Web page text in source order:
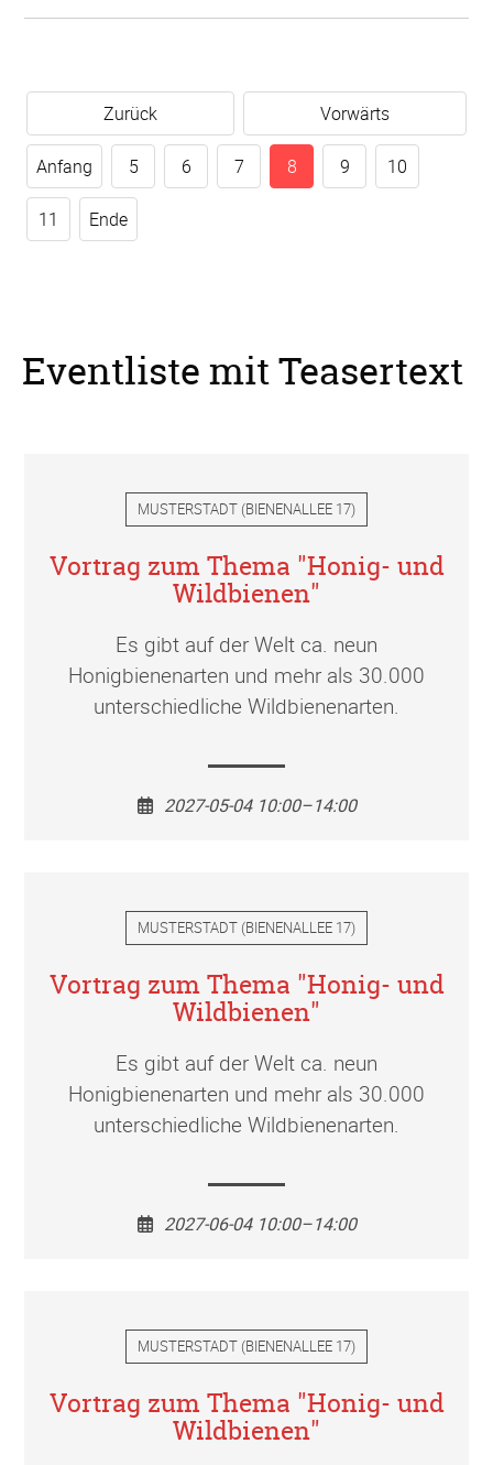
Zurück Vorwärts
Anfang 5 6 7 8 9 10
11 Ende
Eventliste mit Teasertext
MUSTERSTADT (BIENENALLEE 17)
Vortrag zum Thema "Honig- und
Wildbienen"
Es gibt auf der Welt ca. neun
Honigbienenarten und mehr als 30.000
unterschiedliche Wildbienenarten.
2027-05-04 10:00–14:00
MUSTERSTADT (BIENENALLEE 17)
Vortrag zum Thema "Honig- und
Wildbienen"
Es gibt auf der Welt ca. neun
Honigbienenarten und mehr als 30.000
unterschiedliche Wildbienenarten.
2027-06-04 10:00–14:00
MUSTERSTADT (BIENENALLEE 17)
Vortrag zum Thema "Honig- und
Wildbienen"